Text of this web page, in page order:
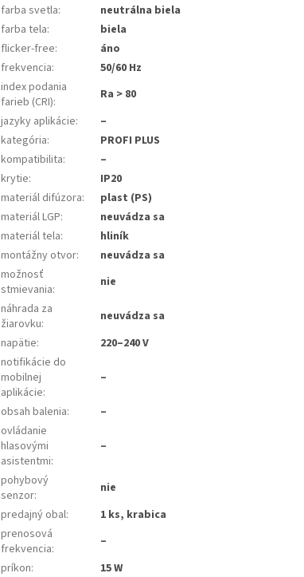
farba svetla:
neutrálna biela
farba tela:
biela
flicker-free:
áno
frekvencia:
50/60 Hz
index podania
farieb (CRI):
Ra > 80
jazyky aplikácie:
–
kategória:
PROFI PLUS
kompatibilita:
–
krytie:
IP20
materiál difúzora:
plast (PS)
materiál LGP:
neuvádza sa
materiál tela:
hliník
montážny otvor:
neuvádza sa
možnosť
stmievania:
nie
náhrada za
žiarovku:
neuvádza sa
napätie:
220–240 V
notifikácie do
mobilnej
aplikácie:
–
obsah balenia:
–
ovládanie
hlasovými
asistentmi:
–
pohybový
senzor:
nie
predajný obal:
1 ks, krabica
prenosová
frekvencia:
–
príkon:
15 W